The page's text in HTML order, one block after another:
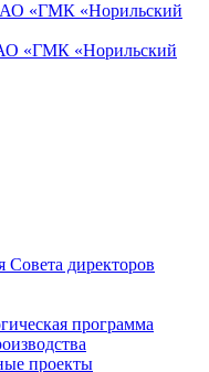
«ГМК «Норильский
«ГМК «Норильский
Совета директоров
программа
проекты